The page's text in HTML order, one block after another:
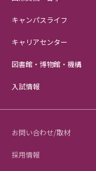
キャンパスライフ
キャリアセンター
図書館・博物館・機構
入試情報
お問い合わせ/取材
採用情報